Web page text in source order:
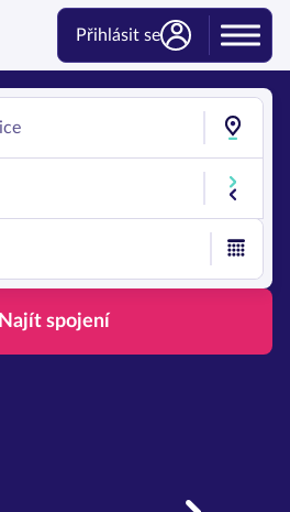
Přihlásit se
Najít spojení